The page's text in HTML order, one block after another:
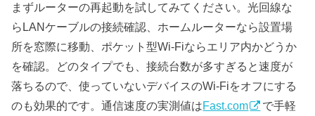
まずルーターの再起動を試してみてください。光回線な
らLANケーブルの接続確認、ホームルーターなら設置場
所を窓際に移動、ポケット型Wi-Fiならエリア内かどうか
を確認。どのタイプでも、接続台数が多すぎると速度が
落ちるので、使っていないデバイスのWi-Fiをオフにする
のも効果的です。通信速度の実測値はFast.com
で手軽